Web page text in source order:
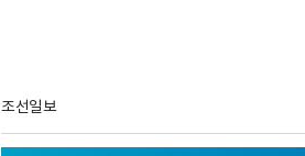
조선일보